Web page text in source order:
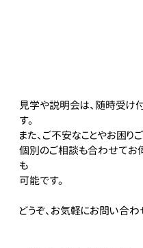
見学や説明会は、随時受け
す。
また、ご不安なことやお困り
個別のご相談も合わせてお
も
可能です。
どうぞ、お気軽にお問い合わ